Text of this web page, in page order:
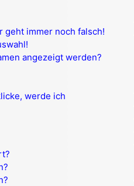
geht immer noch falsch!
angezeigt werden?
werde ich